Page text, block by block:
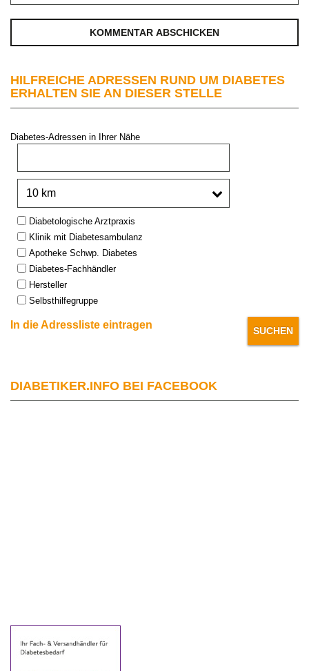
HILFREICHE ADRESSEN RUND UM DIABETES
ERHALTEN SIE AN DIESER STELLE
Diabetes-Adressen in Ihrer Nähe
Type:Diabetologische Arztpraxis
Klinik mit Diabetesambulanz
Apotheke Schwp. Diabetes
Diabetes-Fachhändler
Hersteller
Selbsthilfegruppe
In die Adressliste eintragen
DIABETIKER.INFO BEI FACEBOOK